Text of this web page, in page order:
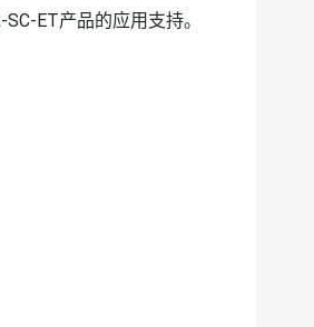
ET产品的应用支持。